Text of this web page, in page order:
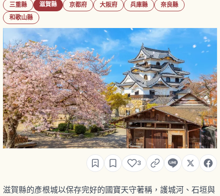
三重縣 滋賀縣 京都府 大阪府 兵庫縣
奈良縣
和歌山縣
3
滋賀縣的彥根城以保存完好的國寶天守著稱，護城河、石垣與